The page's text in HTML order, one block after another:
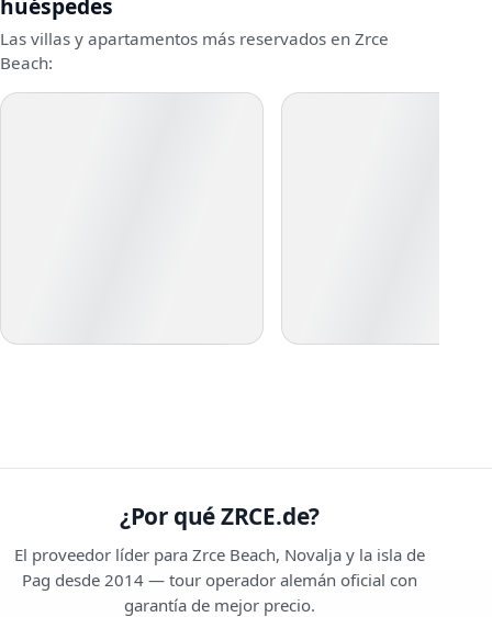
Las villas y apartamentos más reservados en Zrce
Beach:
¿Por qué ZRCE.de?
El proveedor líder para Zrce Beach, Novalja y la isla de
Pag desde 2014 — tour operador alemán oficial con
garantía de mejor precio.